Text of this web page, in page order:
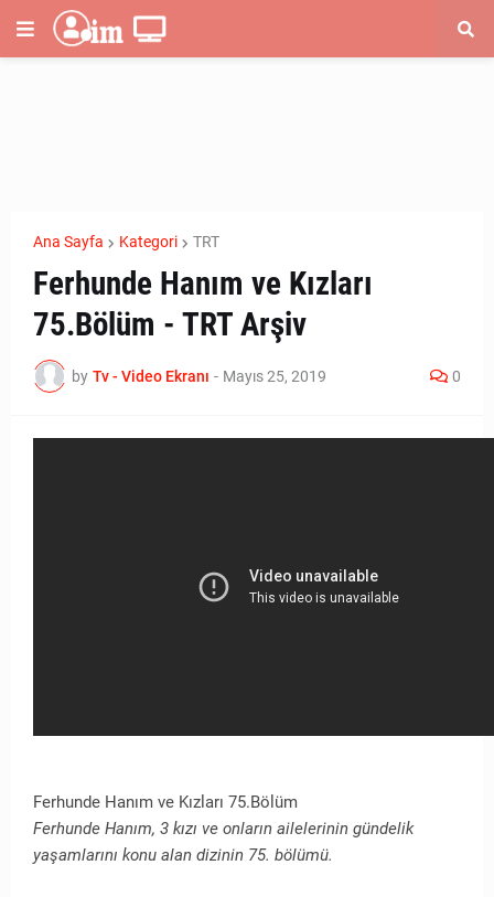
Ana Sayfa Kategori TRT
Ferhunde Hanım ve Kızları
75.Bölüm - TRT Arşiv
by Tv - Video Ekranı - Mayıs 25, 2019 0
Ferhunde Hanım ve Kızları 75.Bölüm
Ferhunde Hanım, 3 kızı ve onların ailelerinin gündelik
yaşamlarını konu alan dizinin 75. bölümü.